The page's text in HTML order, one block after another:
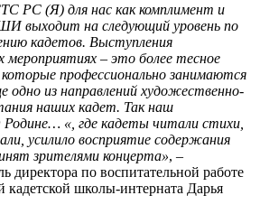
РС (Я) для нас как комплимент и
выходит на следующий уровень по
кадетов. Выступления
мероприятиях – это более тесное
профессионально занимаются
из направлений художественно-
наших кадет. Так наш
«, где кадеты читали стихи,
усилило восприятие содержания
зрителями концерта», –
директора по воспитательной работе
школы-интерната Дарья